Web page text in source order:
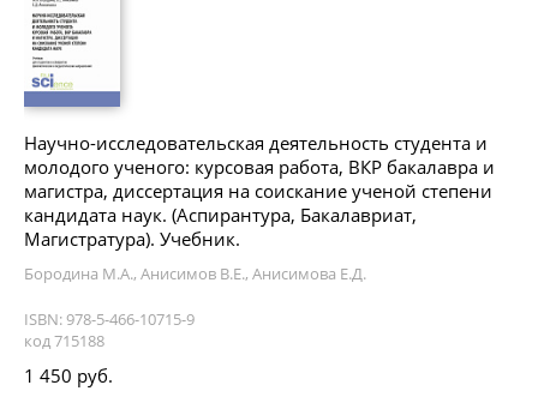
Научно-исследовательская деятельность студента и
молодого ученого: курсовая работа, ВКР бакалавра и
магистра, диссертация на соискание ученой степени
кандидата наук. (Аспирантура, Бакалавриат,
Магистратура). Учебник.
Бородина М.А., Анисимов В.Е., Анисимова Е.Д.
ISBN: 978-5-466-10715-9
код 715188
1 450 руб.